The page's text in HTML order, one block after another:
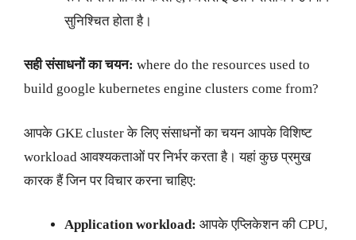
सुनिश्चित होता है।
सही संसाधनों का चयन: where do the resources used to
build google kubernetes engine clusters come from?
आपके GKE cluster के लिए संसाधनों का चयन आपके विशिष्ट
workload आवश्यकताओं पर निर्भर करता है। यहां कुछ प्रमुख
कारक हैं जिन पर विचार करना चाहिए:
Application workload: आपके एप्लिकेशन की CPU,